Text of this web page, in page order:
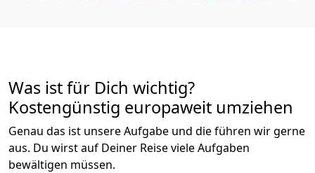
Was ist für Dich wichtig?
Kostengünstig europaweit umziehen
Genau das ist unsere Aufgabe und die führen wir gerne
aus. Du wirst auf Deiner Reise viele Aufgaben
bewältigen müssen.